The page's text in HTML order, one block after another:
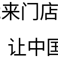
门
让中